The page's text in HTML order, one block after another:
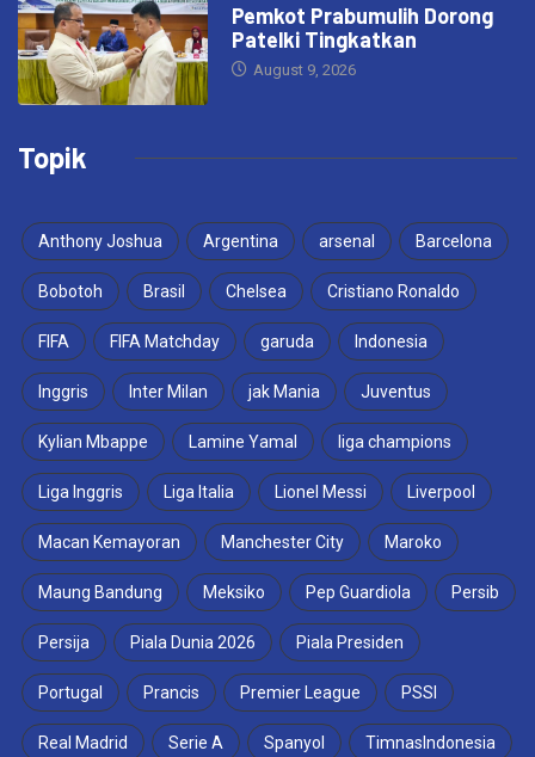
Pemkot Prabumulih Dorong
Patelki Tingkatkan
August 9, 2026
Topik
Anthony Joshua Argentina arsenal Barcelona
Bobotoh Brasil Chelsea Cristiano Ronaldo
FIFA FIFA Matchday garuda Indonesia
Inggris Inter Milan jak Mania Juventus
Kylian Mbappe Lamine Yamal liga champions
Liga Inggris Liga Italia Lionel Messi Liverpool
Macan Kemayoran Manchester City Maroko
Maung Bandung Meksiko Pep Guardiola Persib
Persija Piala Dunia 2026 Piala Presiden
Portugal Prancis Premier League PSSI
Real Madrid Serie A Spanyol TimnasIndonesia